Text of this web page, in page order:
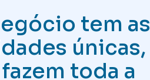
tem as
únicas,
toda a